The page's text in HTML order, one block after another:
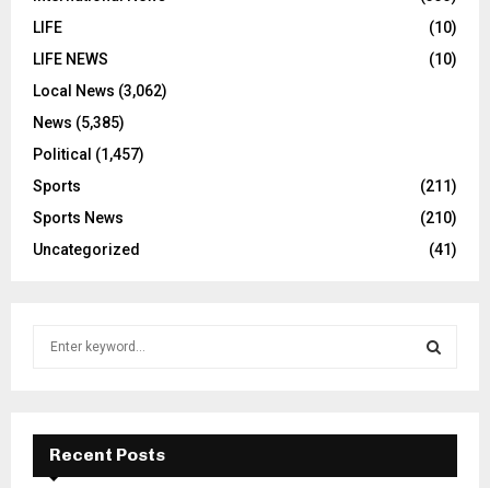
LIFE
(10)
LIFE NEWS
(10)
Local News (3,062)
News (5,385)
Political (1,457)
Sports
(211)
Sports News
(210)
Uncategorized
(41)
f
E
A
Recent Posts